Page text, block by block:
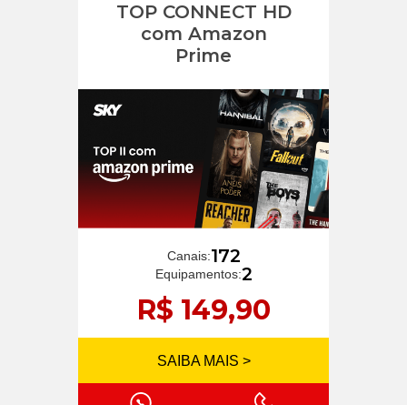
TOP CONNECT HD
com Amazon
Prime
Canais:172
Equipamentos:2
R$ 149,90
SAIBA MAIS >